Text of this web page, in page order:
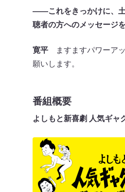
――これをきっかけに、土
聴者の方へのメッセージ
寛平ますますパワーアッ
願いします。
番組概要
よしもと新喜劇 人気ギャ